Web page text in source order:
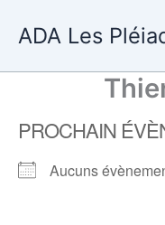
ADA Les
PROCHAIN
Aucuns